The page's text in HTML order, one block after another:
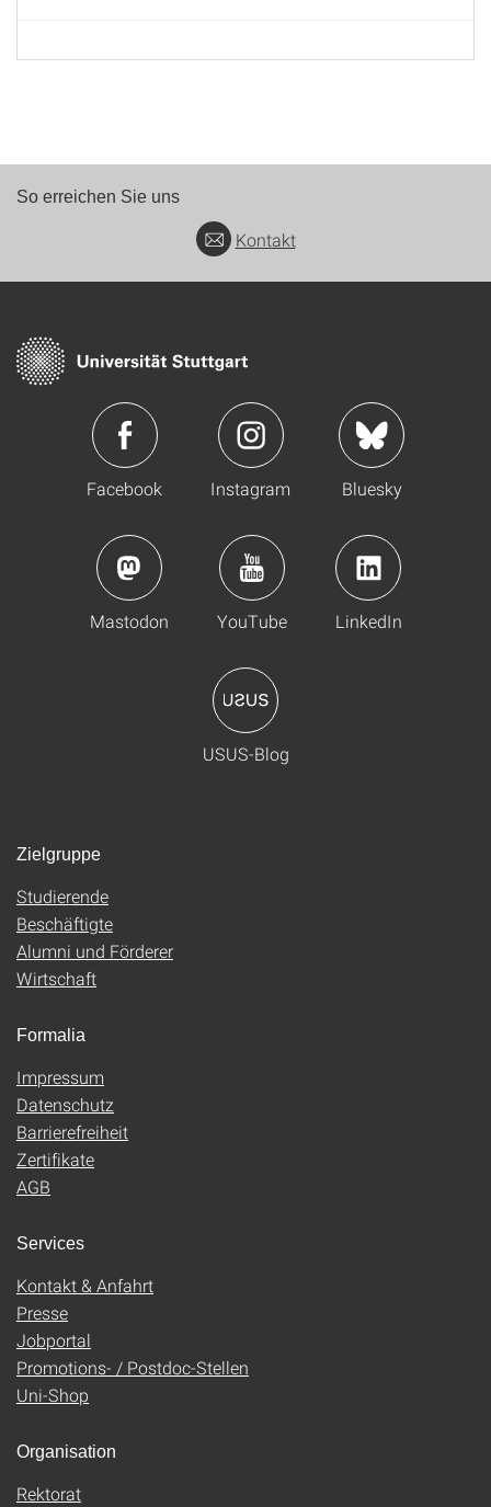
So erreichen Sie uns
Kontakt
Facebook Instagram Bluesky
Mastodon YouTube LinkedIn
USUS-Blog
Zielgruppe
Studierende
Beschäftigte
Alumni und Förderer
Wirtschaft
Formalia
Impressum
Datenschutz
Barrierefreiheit
Zertifikate
AGB
Services
Kontakt & Anfahrt
Presse
Jobportal
Promotions- / Postdoc-Stellen
Uni-Shop
Organisation
Rektorat